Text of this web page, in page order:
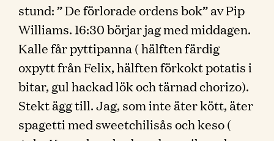
stund: ” De förlorade ordens bok” av Pip
Williams. 16:30 börjar jag med middagen.
Kalle får pyttipanna ( hälften färdig
oxpytt från Felix, hälften förkokt potatis i
bitar, gul hackad lök och tärnad chorizo).
Stekt ägg till. Jag, som inte äter kött, äter
spagetti med sweetchilisås och keso (